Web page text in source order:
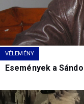
VÉLEMÉNY
Események a